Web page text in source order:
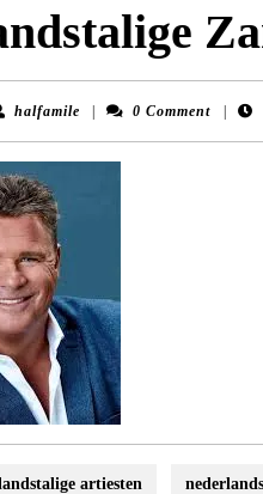
halfamilehalfamile0 Comment
artiesten